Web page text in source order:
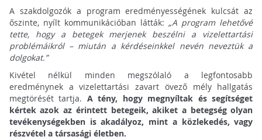
A szakdolgozók a program eredményességének kulcsát az
őszinte, nyílt kommunikációban látták: „A program lehetővé
tette, hogy a betegek merjenek beszélni a vizelettartási
problémáikról – miután a kérdéseinkkel nevén neveztük a
dolgokat.”
Kivétel nélkül minden megszólaló a legfontosabb
eredménynek a vizelettartási zavart övező mély hallgatás
megtörését tartja. A tény, hogy megnyíltak és segítséget
kértek azok az érintett betegeik, akiket a betegség olyan
tevékenységekben is akadályoz, mint a közlekedés, vagy
részvétel a társasági életben.